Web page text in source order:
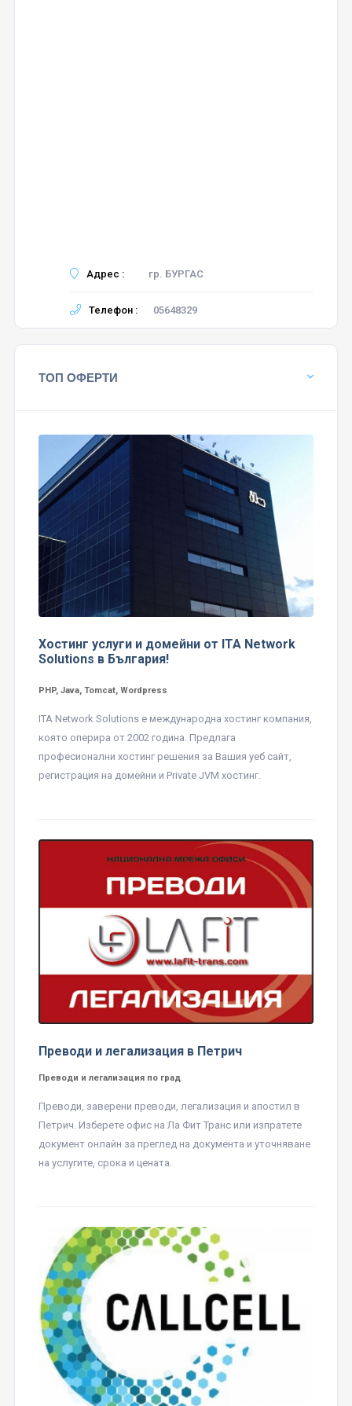
Адрес : гр. БУРГАС
Телефон : 05648329
ТОП ОФЕРТИ
Хостинг услуги и домейни от ITA Network
Solutions в България!
PHP, Java, Tomcat, Wordpress
ITA Network Solutions е международна хостинг компания,
която оперира от 2002 година. Предлага
професионални хостинг решения за Вашия уеб сайт,
регистрация на домейни и Private JVM хостинг.
Преводи и легализация в Петрич
Преводи и легализация по град
Преводи, заверени преводи, легализация и апостил в
Петрич. Изберете офис на Ла Фит Транс или изпратете
документ онлайн за преглед на документа и уточняване
на услугите, срока и цената.